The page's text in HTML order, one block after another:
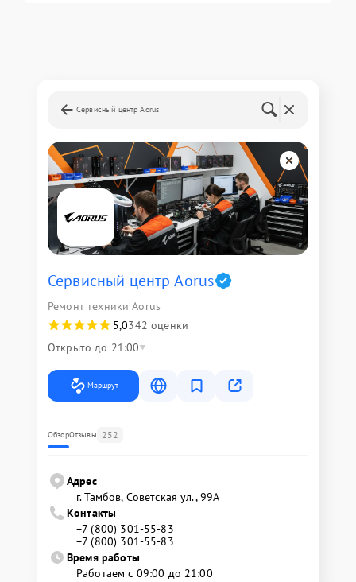
Сервисный центр Aorus
Сервисный центр Aorus
Ремонт техники Aorus
5,0342 оценки
Открыто до 21:00
Маршрут
ОбзорОтзывы 252
Адрес
г. Тамбов, Советская ул., 99А
Контакты
+7 (800) 301-55-83
+7 (800) 301-55-83
Время работы
Работаем с 09:00 до 21:00